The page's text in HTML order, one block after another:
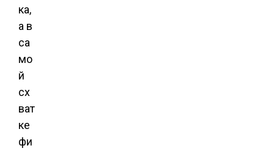
ка,
а в
са
мо
й
сх
ват
ке
фи